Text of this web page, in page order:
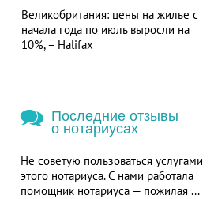
Великобритания: цены на жилье с
начала года по июль выросли на
10%, – Halifax
Последние отзывы
о нотариусах
Не советую пользоваться услугами
этого нотариуса. С нами работала
помощник нотариуса — пожилая ...